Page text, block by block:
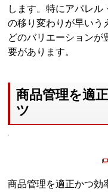
します。特にアパレル
の移り変わりが早いう
どのバリエーションが
要があります。
商品管理を適
ツ
商品管理を適正かつ効